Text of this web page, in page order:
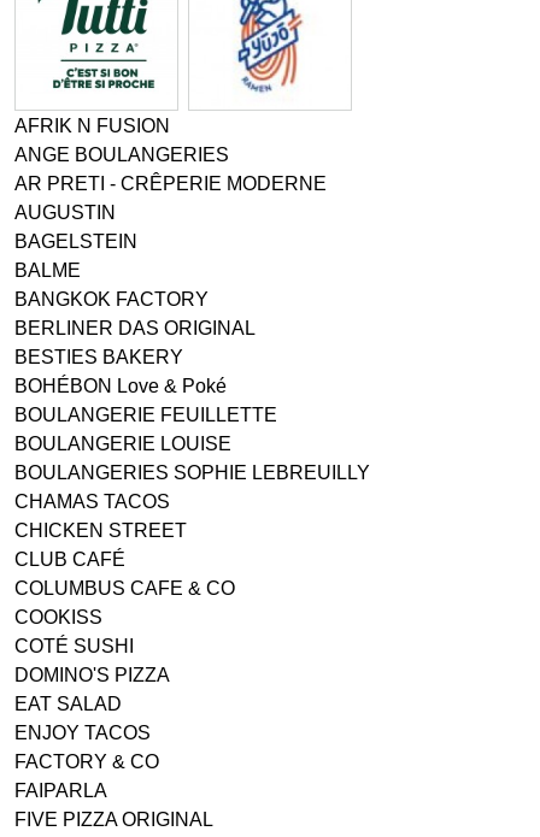
AFRIK N FUSION
ANGE BOULANGERIES
AR PRETI - CRÊPERIE MODERNE
AUGUSTIN
BAGELSTEIN
BALME
BANGKOK FACTORY
BERLINER DAS ORIGINAL
BESTIES BAKERY
BOHÉBON Love & Poké
BOULANGERIE FEUILLETTE
BOULANGERIE LOUISE
BOULANGERIES SOPHIE LEBREUILLY
CHAMAS TACOS
CHICKEN STREET
CLUB CAFÉ
COLUMBUS CAFE & CO
COOKISS
COTÉ SUSHI
DOMINO'S PIZZA
EAT SALAD
ENJOY TACOS
FACTORY & CO
FAIPARLA
FIVE PIZZA ORIGINAL